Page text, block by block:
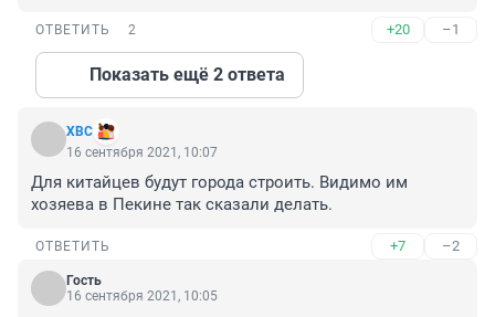
ОТВЕТИТЬ 2 +20 –1
Показать ещё 2 ответа
ХВС
16 сентября 2021, 10:07
Для китайцев будут города строить. Видимо им
хозяева в Пекине так сказали делать.
ОТВЕТИТЬ +7 –2
Гость
16 сентября 2021, 10:05